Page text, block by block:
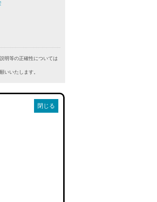
明等の正確性については
いいたします。
閉じる